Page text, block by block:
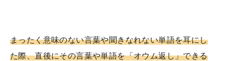
まったく意味のない言葉や聞きなれない単語を耳にし
た際、直後にその言葉や単語を「オウム返し」できる